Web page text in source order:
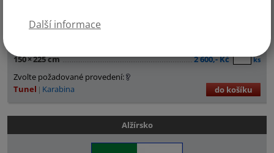
Další informace
90 cm
150×225 cm 2 600,- Kč ks
Zvolte požadované provedení:
Tunel
Karabina do košíku
Alžírsko